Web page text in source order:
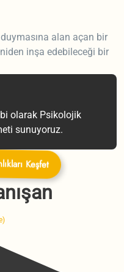
alan açan bir
inşa edebileceği bir
olarak Psikolojik
sunuyoruz.
Keşfet